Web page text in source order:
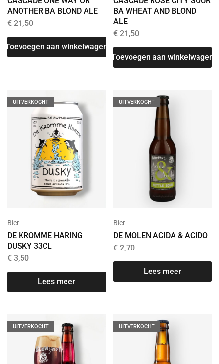
ANOTHER BA BLOND ALE
€ 21,50
Toevoegen aan winkelwagen
BA WHEAT AND BLOND
ALE
€21,50
Toevoegen aan winkelwagen
UITVERKOCHT
Bier
DE KROMME HARING
DUSKY 33CL
€ 3,50
Lees meer
UITVERKOCHT
Bier
DE MOLEN ACIDA & ACIDO
€2,70
Lees meer
UITVERKOCHT UITVERKOCHT